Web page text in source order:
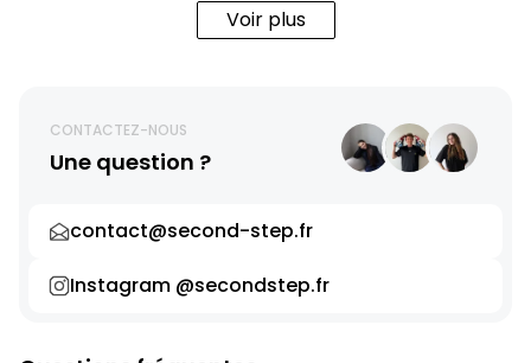
Voir plus
CONTACTEZ-NOUS
Une question ?
contact@second-step.fr
Instagram @secondstep.fr